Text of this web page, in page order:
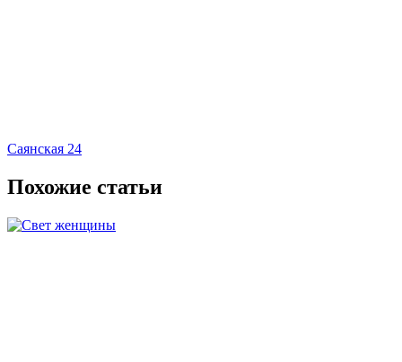
Саянская 24
Похожие статьи